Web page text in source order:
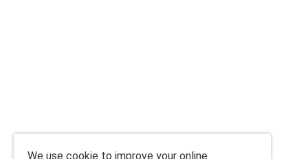
We use cookie to improve your online